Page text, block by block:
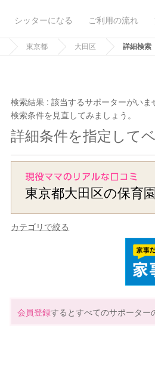
シッターになる ご利用の流れ
東京都 大田区 詳細検索
検索結果 :該当するサポーターがいま
検索条件を見直してみましょう。
詳細条件を指定して
東京都大田区の保育
カテゴリで絞る
会員登録するとすべてのサポータ